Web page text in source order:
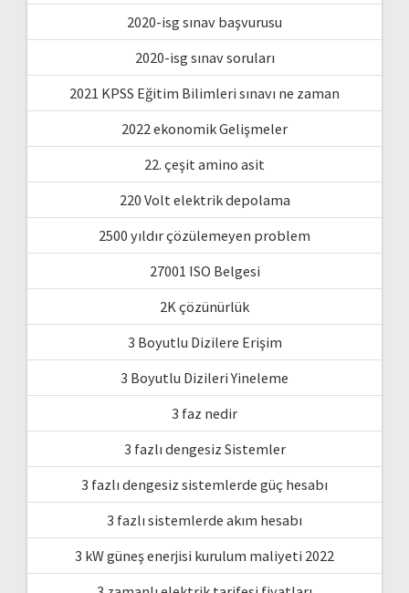
2020-isg sınav başvurusu
2020-isg sınav soruları
2021 KPSS Eğitim Bilimleri sınavı ne zaman
2022 ekonomik Gelişmeler
22. çeşit amino asit
220 Volt elektrik depolama
2500 yıldır çözülemeyen problem
27001 ISO Belgesi
2K çözünürlük
3 Boyutlu Dizilere Erişim
3 Boyutlu Dizileri Yineleme
3 faz nedir
3 fazlı dengesiz Sistemler
3 fazlı dengesiz sistemlerde güç hesabı
3 fazlı sistemlerde akım hesabı
3 kW güneş enerjisi kurulum maliyeti 2022